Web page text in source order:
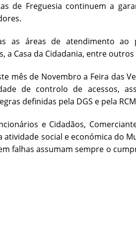
de Freguesia continuem a
as áreas de atendimento ao
a Casa da Cidadania, entre
mês de Novembro a Feira das
de controlo de acessos,
definidas pela DGS e pela
e Cidadãos,
atividade social e económica do
falhas assumam sempre o